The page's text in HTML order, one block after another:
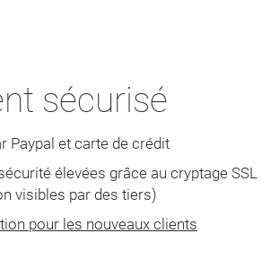
sécurisé
Paypal et carte de crédit
élevées grâce au cryptage SSL
visibles par des tiers)
pour les nouveaux clients